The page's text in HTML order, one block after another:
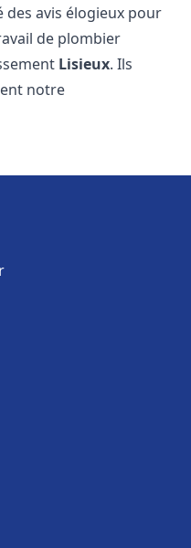
des avis élogieux pour
de plombier
Lisieux. Ils
notre